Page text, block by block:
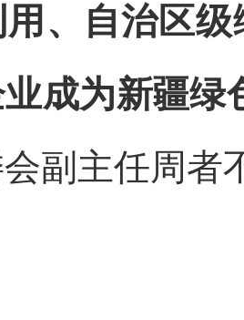
、自治区
成为新疆绿
副主任周者